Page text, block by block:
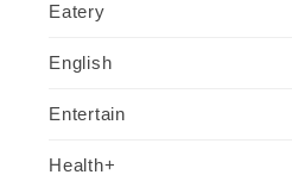
Eatery
English
Entertain
Health+